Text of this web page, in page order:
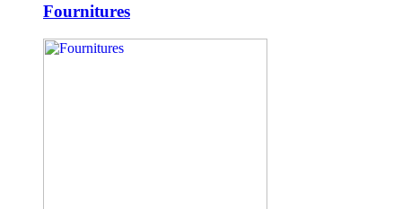
Fournitures